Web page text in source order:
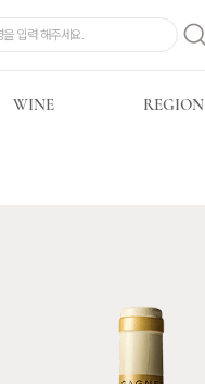
WINE REGION